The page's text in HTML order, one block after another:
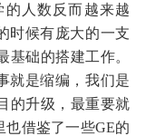
人数反而越来越
时候有庞大的一支
基础的搭建工作。
就是缩编，我们是
的升级，最重要就
也借鉴了一些GE的